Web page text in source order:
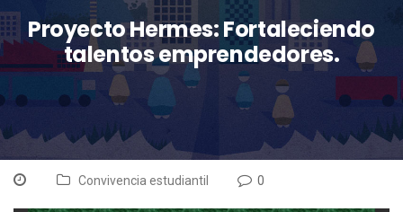
Proyecto Hermes: Fortaleciendo
talentos emprendedores.
Convivencia estudiantil 0